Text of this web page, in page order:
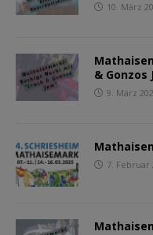
10. März
& Gonzos
9. März
7. Februar